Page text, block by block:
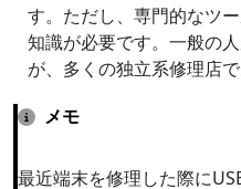
す。ただし、専門的なツ
知識が必要です。一般の
が、多くの独立系修理店
メモ
最近端末を修理した際に